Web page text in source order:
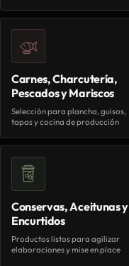
Carnes, Charcutería,
Pescados y Mariscos
Selección para plancha, guisos,
tapas y cocina de producción
Conservas, Aceitunas y
Encurtidos
Productos listos para agilizar
elaboraciones y mise en place